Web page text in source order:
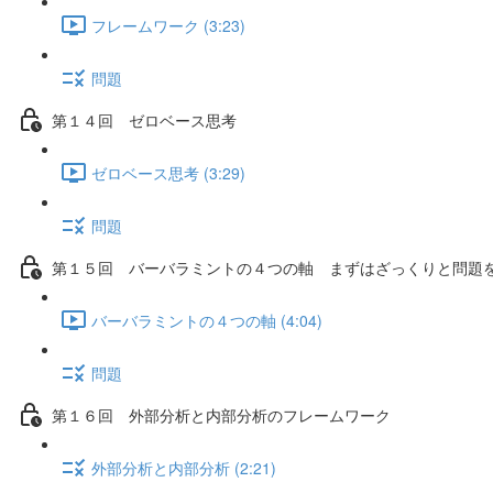
フレームワーク (3:23)
問題
第１４回 ゼロベース思考
ゼロベース思考 (3:29)
問題
第１５回 バーバラミントの４つの軸 まずはざっくりと問題
バーバラミントの４つの軸 (4:04)
問題
第１６回 外部分析と内部分析のフレームワーク
外部分析と内部分析 (2:21)